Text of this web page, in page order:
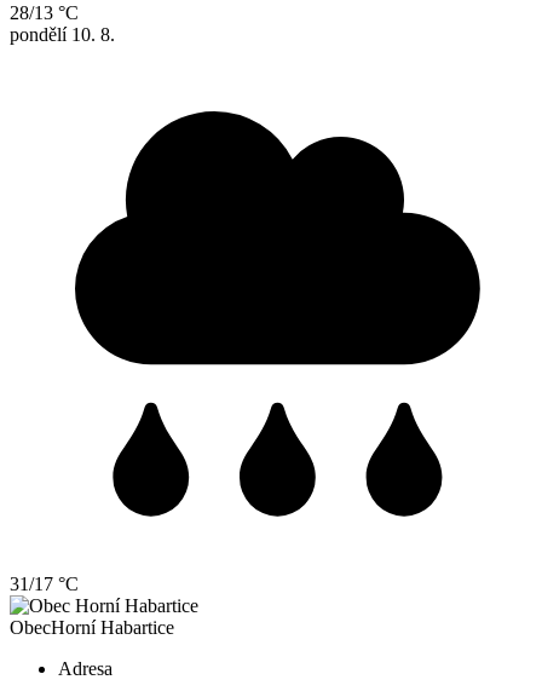
28/13 °C
pondělí 10. 8.
31/17 °C
ObecHorní Habartice
Adresa